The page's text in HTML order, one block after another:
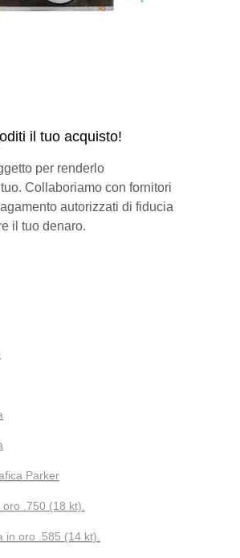
il tuo acquisto!
per renderlo
Collaboriamo con fornitori
autorizzati di fiducia
il tuo denaro.
Parker
oro .750 (18 kt).
in oro .585 (14 kt).